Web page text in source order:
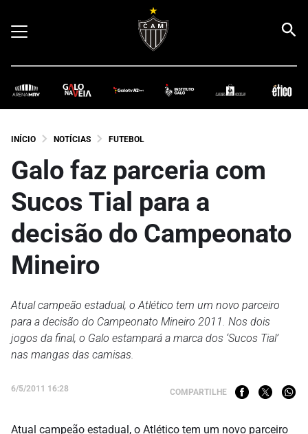
INÍCIO NOTÍCIAS FUTEBOL
Galo faz parceria com
Sucos Tial para a
decisão do Campeonato
Mineiro
Atual campeão estadual, o Atlético tem um novo parceiro
para a decisão do Campeonato Mineiro 2011. Nos dois
jogos da final, o Galo estampará a marca dos ‘Sucos Tial’
nas mangas das camisas.
6/5/2011 16:28 COMPARTILHE
Atual campeão estadual, o Atlético tem um novo parceiro